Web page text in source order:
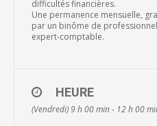
difficultés financières.
Une permanence mensuelle,
par un binôme de
expert-comptable.
HEURE
(Vendredi) 9 h 00 min - 12 h 00